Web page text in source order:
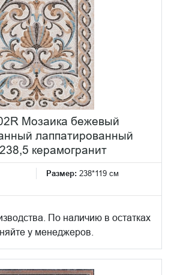
Мозаика бежевый
лаппатированный
керамогранит
Размер: 238*119 см
По наличию в остатках
у менеджеров.